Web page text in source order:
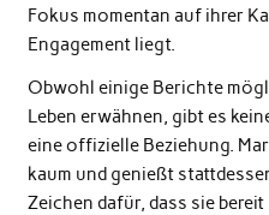
Fokus momentan auf ihrer
Engagement liegt.
Obwohl einige Berichte
Leben erwähnen, gibt es
eine offizielle Beziehung.
kaum und genießt
Zeichen dafür, dass sie